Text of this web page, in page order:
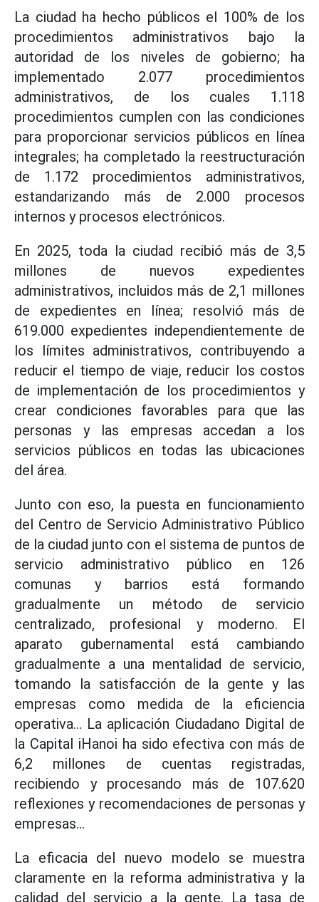
La ciudad ha hecho públicos el 100% de los
procedimientos administrativos bajo la
autoridad de los niveles de gobierno; ha
implementado 2.077 procedimientos
administrativos, de los cuales 1.118
procedimientos cumplen con las condiciones
para proporcionar servicios públicos en línea
integrales; ha completado la reestructuración
de 1.172 procedimientos administrativos,
estandarizando más de 2.000 procesos
internos y procesos electrónicos.
En 2025, toda la ciudad recibió más de 3,5
millones de nuevos expedientes
administrativos, incluidos más de 2,1 millones
de expedientes en línea; resolvió más de
619.000 expedientes independientemente de
los límites administrativos, contribuyendo a
reducir el tiempo de viaje, reducir los costos
de implementación de los procedimientos y
crear condiciones favorables para que las
personas y las empresas accedan a los
servicios públicos en todas las ubicaciones
del área.
Junto con eso, la puesta en funcionamiento
del Centro de Servicio Administrativo Público
de la ciudad junto con el sistema de puntos de
servicio administrativo público en 126
comunas y barrios está formando
gradualmente un método de servicio
centralizado, profesional y moderno. El
aparato gubernamental está cambiando
gradualmente a una mentalidad de servicio,
tomando la satisfacción de la gente y las
empresas como medida de la eficiencia
operativa... La aplicación Ciudadano Digital de
la Capital iHanoi ha sido efectiva con más de
6,2 millones de cuentas registradas,
recibiendo y procesando más de 107.620
reflexiones y recomendaciones de personas y
empresas...
La eficacia del nuevo modelo se muestra
claramente en la reforma administrativa y la
calidad del servicio a la gente. La tasa de